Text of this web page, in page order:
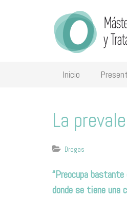
Inicio
La
Drogas
“Preocupa
donde se tiene